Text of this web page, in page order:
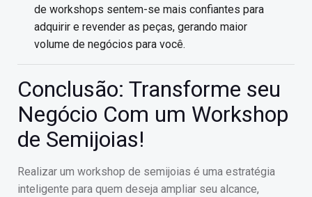
de workshops sentem-se mais confiantes para
adquirir e revender as peças, gerando maior
volume de negócios para você.
Conclusão: Transforme seu
Negócio Com um Workshop
de Semijoias!
Realizar um workshop de semijoias é uma estratégia
inteligente para quem deseja ampliar seu alcance,